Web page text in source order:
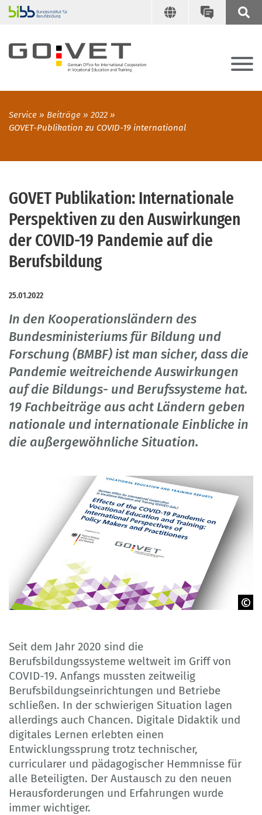
Service Beiträge
2022
GOVET-Publikation zu COVID-19 international
GOVET Publikation: Internationale
Perspektiven zu den Auswirkungen
der COVID-19 Pandemie auf die
Berufsbildung
25.01.2022
In den Kooperationsländern des
Bundesministeriums für Bildung und
Forschung (BMBF) ist man sicher, dass die
Pandemie weitreichende Auswirkungen
auf die Bildungs- und Berufssysteme hat.
19 Fachbeiträge aus acht Ländern geben
nationale und internationale Einblicke in
die außergewöhnliche Situation.
Seit dem Jahr 2020 sind die
Berufsbildungssysteme weltweit im Griff von
COVID-19. Anfangs mussten zeitweilig
Berufsbildungseinrichtungen und Betriebe
schließen. In der schwierigen Situation lagen
allerdings auch Chancen. Digitale Didaktik und
digitales Lernen erlebten einen
Entwicklungssprung trotz technischer,
curricularer und pädagogischer Hemmnisse für
alle Beteiligten. Der Austausch zu den neuen
Herausforderungen und Erfahrungen wurde
immer wichtiger.